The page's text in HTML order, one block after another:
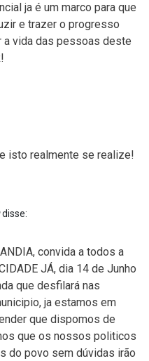
ja é um marco para que
e trazer o progresso
a vida das pessoas deste
isto realmente se realize!
disse:
convida a todos a
JÁ, dia 14 de Junho
que desfilará nas
ja estamos em
que dispomos de
que os nossos politicos
do povo sem dúvidas irão